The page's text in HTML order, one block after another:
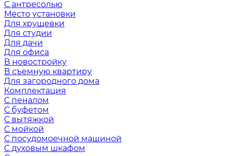
С антресолью
Место установки
Для хрущевки
Для студии
Для дачи
Для офиса
В новостройку
В съемную квартиру
Для загородного дома
Комплектация
С пеналом
С буфетом
С вытяжкой
С мойкой
С посудомоечной машиной
С духовым шкафом